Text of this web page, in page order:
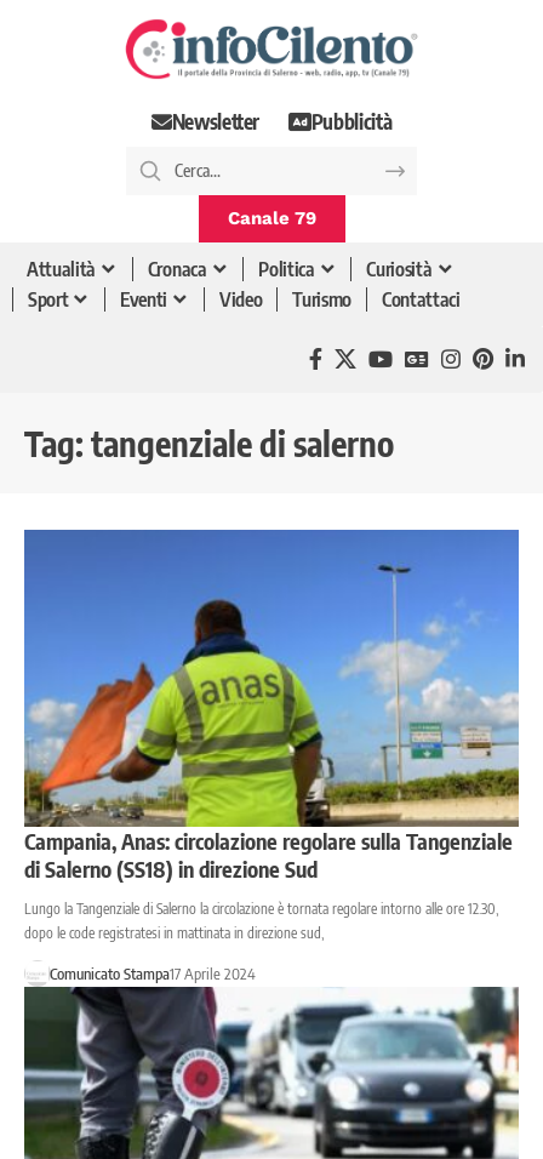
Newsletter Pubblicità
Canale 79
Attualità Cronaca Politica
Curiosità
Sport
Eventi Video Turismo Contattaci
Tag: tangenziale di salerno
Campania, Anas: circolazione regolare sulla Tangenziale
di Salerno (SS18) in direzione Sud
Lungo la Tangenziale di Salerno la circolazione è tornata regolare intorno alle ore 12.30,
dopo le code registratesi in mattinata in direzione sud,
Comunicato Stampa17 Aprile 2024